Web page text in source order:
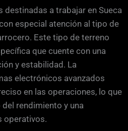
destinadas a trabajar en Sueca
especial atención al tipo de
Este tipo de terreno
que cuente con una
y estabilidad. La
electrónicos avanzados
en las operaciones, lo que
rendimiento y una
operativos.